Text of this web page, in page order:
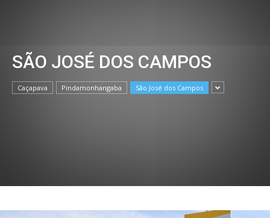
SÃO JOSÉ DOS CAMPOS
Caçapava Pindamonhangaba São José dos Campos